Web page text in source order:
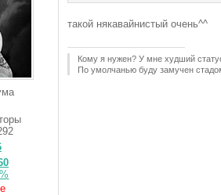
такой някавайнистый очень^^
Кому я нужен? У мне худший
По умолчанью буду замучен